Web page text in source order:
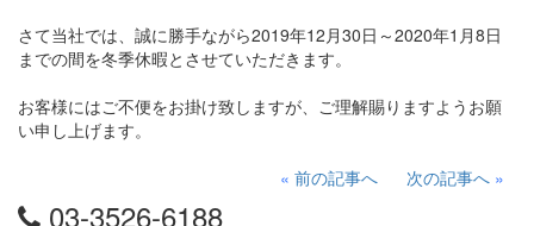
さて当社では、誠に勝手ながら2019年12月30日～2020年1月8日
までの間を冬季休暇とさせていただきます。
お客様にはご不便をお掛け致しますが、ご理解賜りますようお願
い申し上げます。
« 前の記事へ 次の記事へ »
03-3526-6188